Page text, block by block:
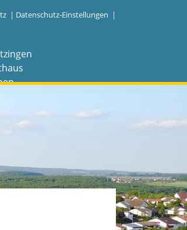
| Datenschutz-Einstellungen |